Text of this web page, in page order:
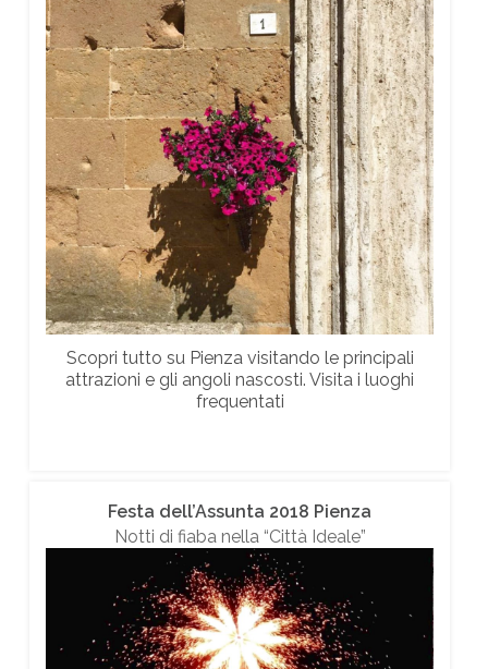
Scopri tutto su Pienza visitando le principali
attrazioni e gli angoli nascosti. Visita i luoghi
frequentati
Festa dell’Assunta 2018 Pienza
Notti di fiaba nella “Città Ideale”